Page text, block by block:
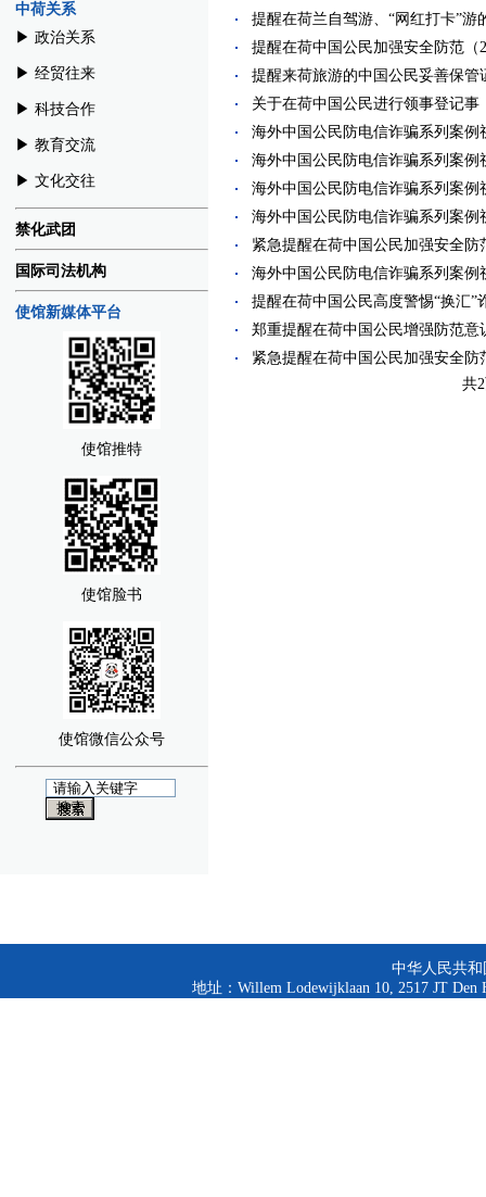
中荷关系
▶︎ 政治关系
▶︎ 经贸往来
▶︎ 科技合作
▶︎ 教育交流
▶︎ 文化交往
禁化武团
国际司法机构
使馆新媒体平台
使馆推特
使馆脸书
使馆微信公众号
提醒在荷兰自驾游、“网红打卡”游
提醒在荷中国公民加强安全防范（
提醒来荷旅游的中国公民妥善保管
关于在荷中国公民进行领事登记事
海外中国公民防电信诈骗系列案例
海外中国公民防电信诈骗系列案例
海外中国公民防电信诈骗系列案例
海外中国公民防电信诈骗系列案例
紧急提醒在荷中国公民加强安全防
海外中国公民防电信诈骗系列案例
提醒在荷中国公民高度警惕“换汇”
郑重提醒在荷中国公民增强防范意
紧急提醒在荷中国公民加强安全防
共
中华人民共
地址：Willem Lodewijklaan 10, 2517 JT Den